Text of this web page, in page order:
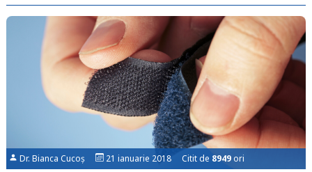
Dr. Bianca Cucoș 21 ianuarie 2018 Citit de 8949 ori